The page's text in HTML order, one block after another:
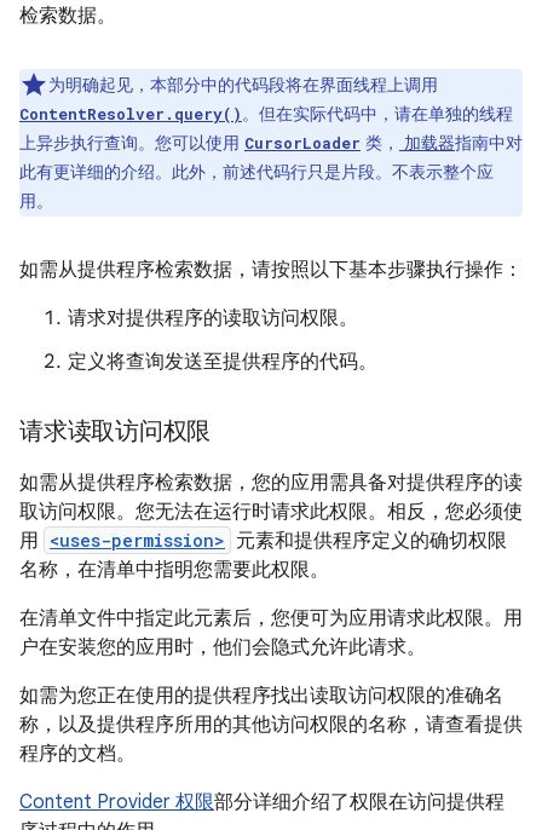
检索数据。
为明确起见，本部分中的代码段将在界面线程上调用
ContentResolver.query() 。但在实际代码中，请在单独的线程
上异步执行查询。您可以使用 CursorLoader 类， 加载器指南中对
此有更详细的介绍。此外，前述代码行只是片段。不表示整个应
用。
如需从提供程序检索数据，请按照以下基本步骤执行操作：
请求对提供程序的读取访问权限。
定义将查询发送至提供程序的代码。
请求读取访问权限
如需从提供程序检索数据，您的应用需具备对提供程序的读
取访问权限。您无法在运行时请求此权限。相反，您必须使
用 <uses-permission> 元素和提供程序定义的确切权限
名称，在清单中指明您需要此权限。
在清单文件中指定此元素后，您便可为应用请求此权限。用
户在安装您的应用时，他们会隐式允许此请求。
如需为您正在使用的提供程序找出读取访问权限的准确名
称，以及提供程序所用的其他访问权限的名称，请查看提供
程序的文档。
Content Provider 权限部分详细介绍了权限在访问提供程